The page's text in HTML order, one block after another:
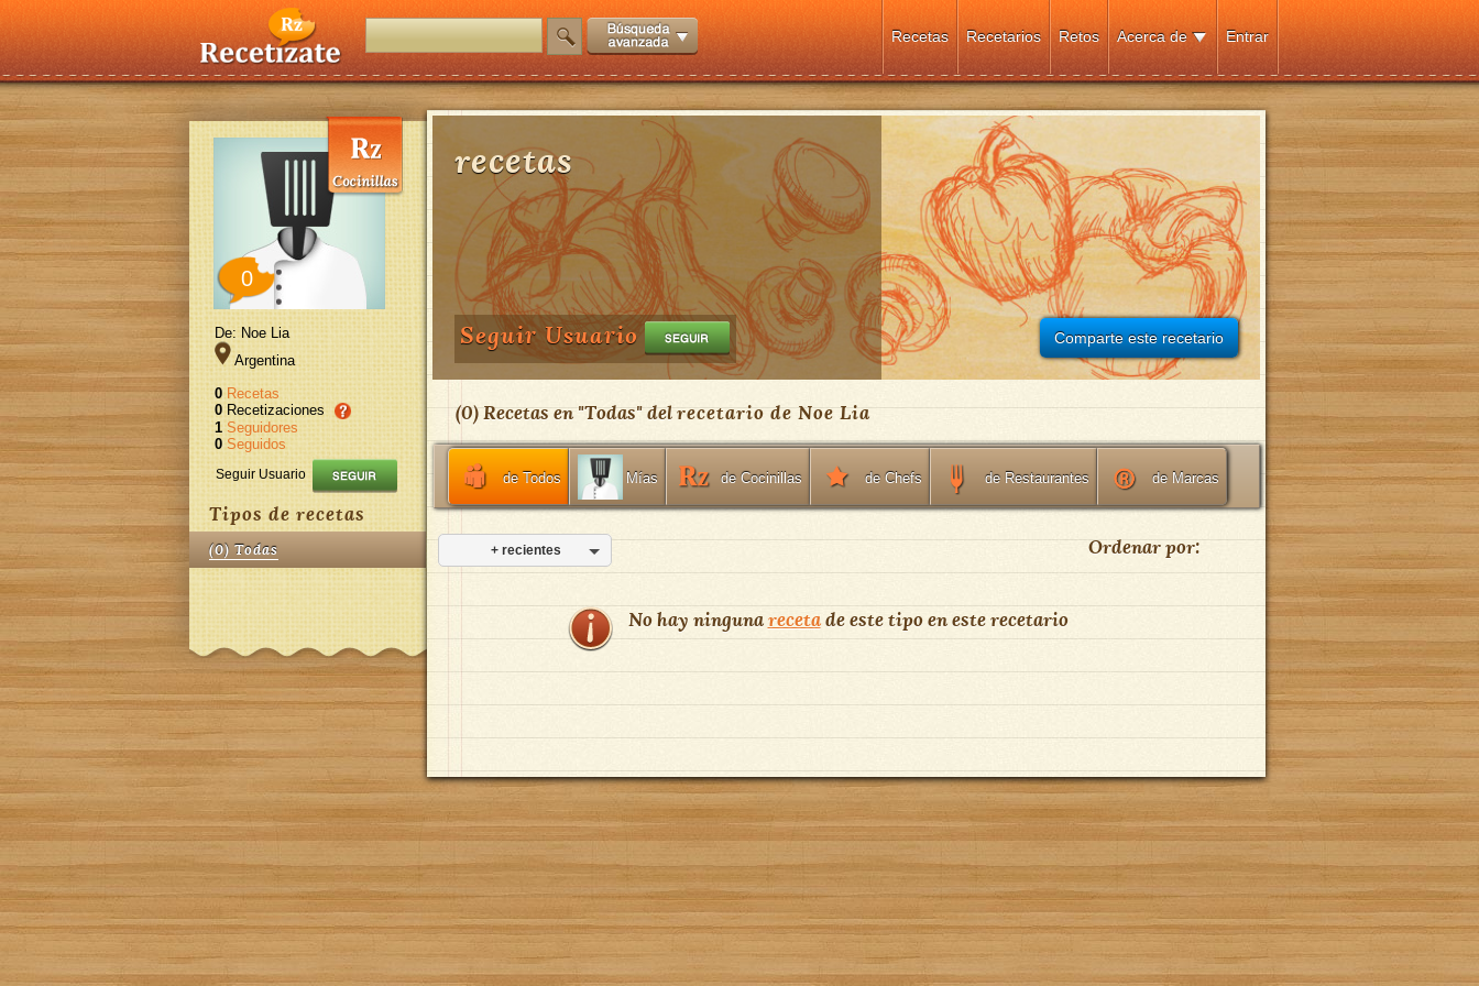
Entrar
Acerca de
Retos
Recetarios
Recetas
0
De: Noe Lia
Argentina
0 Recetas
0 Recetizaciones
1 Seguidores
0 Seguidos
Seguir Usuario
Tipos de recetas
(0) Todas
Comparte este recetario
recetas
Seguir Usuario
(0) Recetas en "Todas" delrecetario de Noe Lia
de Todos Mías de Cocinillas de Chefs de Restaurantes de Marcas
Ordenar por:
+ recientes
No hay ningunarecetade este tipo en este recetario